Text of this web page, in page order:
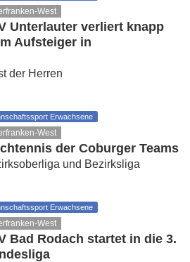
West
Unterlauter verliert knapp
Aufsteiger in
der Herren
Erwachsene
West
der Coburger Teams
und Bezirksliga
Erwachsene
West
Bad Rodach startet in die 3.